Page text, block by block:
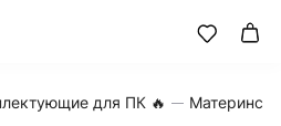
для ПК 🔥